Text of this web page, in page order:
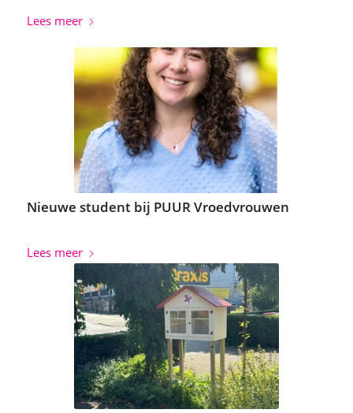
Lees meer
Nieuwe student bij PUUR Vroedvrouwen
Lees meer